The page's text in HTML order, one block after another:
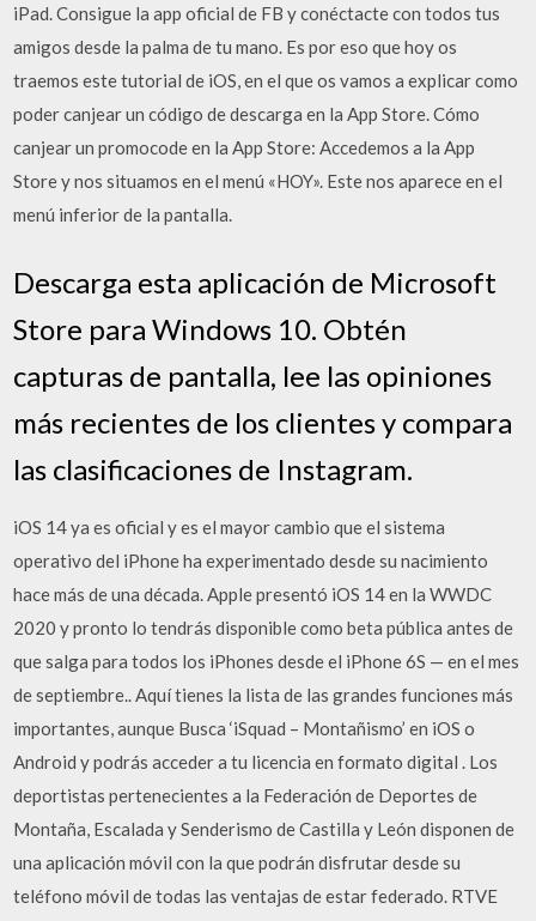
iPad. Consigue la app oficial de FB y conéctacte con todos tus
amigos desde la palma de tu mano. Es por eso que hoy os
traemos este tutorial de iOS, en el que os vamos a explicar como
poder canjear un código de descarga en la App Store. Cómo
canjear un promocode en la App Store: Accedemos a la App
Store y nos situamos en el menú «HOY». Este nos aparece en el
menú inferior de la pantalla.
Descarga esta aplicación de Microsoft
Store para Windows 10. Obtén
capturas de pantalla, lee las opiniones
más recientes de los clientes y compara
las clasificaciones de Instagram.
iOS 14 ya es oficial y es el mayor cambio que el sistema
operativo del iPhone ha experimentado desde su nacimiento
hace más de una década. Apple presentó iOS 14 en la WWDC
2020 y pronto lo tendrás disponible como beta pública antes de
que salga para todos los iPhones desde el iPhone 6S — en el mes
de septiembre.. Aquí tienes la lista de las grandes funciones más
importantes, aunque Busca ‘iSquad – Montañismo’ en iOS o
Android y podrás acceder a tu licencia en formato digital . Los
deportistas pertenecientes a la Federación de Deportes de
Montaña, Escalada y Senderismo de Castilla y León disponen de
una aplicación móvil con la que podrán disfrutar desde su
teléfono móvil de todas las ventajas de estar federado. RTVE